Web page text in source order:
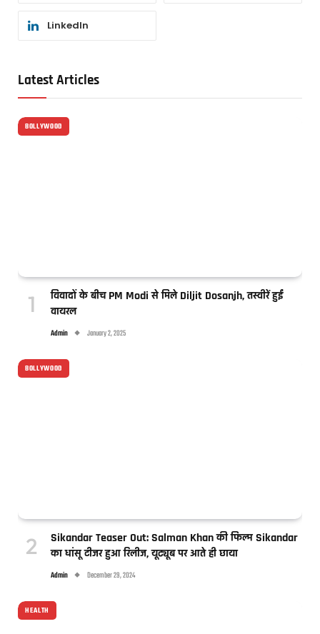
LinkedIn
Latest Articles
BOLLYWOOD
विवादों के बीच PM Modi से मिले Diljit Dosanjh, तस्वीरें हुईं
वायरल
Admin January 2, 2025
BOLLYWOOD
Sikandar Teaser Out: Salman Khan की फिल्म Sikandar
का धांसू टीजर हुआ रिलीज, यूट्यूब पर आते ही छाया
Admin December 29, 2024
HEALTH